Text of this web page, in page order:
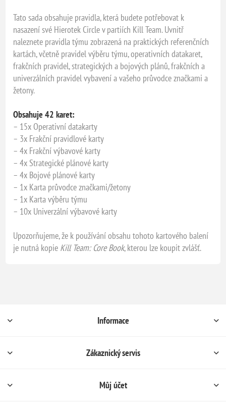
Tato sada obsahuje pravidla, která budete potřebovat k
nasazení své Hierotek Circle v partiích Kill Team. Uvnitř
naleznete pravidla týmu zobrazená na praktických referenčních
kartách, včetně pravidel výběru týmu, operativních datakaret,
frakčních pravidel, strategických a bojových plánů, frakčních a
univerzálních pravidel vybavení a vašeho průvodce značkami a
žetony.
Obsahuje 42 karet:
– 15x Operativní datakarty
– 3x Frakční pravidlové karty
– 4x Frakční výbavové karty
– 4x Strategické plánové karty
– 4x Bojové plánové karty
– 1x Karta průvodce značkami/žetony
– 1x Karta výběru týmu
– 10x Univerzální výbavové karty
Upozorňujeme, že k používání obsahu tohoto kartového balení
je nutná kopie Kill Team: Core Book, kterou lze koupit zvlášť.
Informace
Zákaznický servis
Můj účet